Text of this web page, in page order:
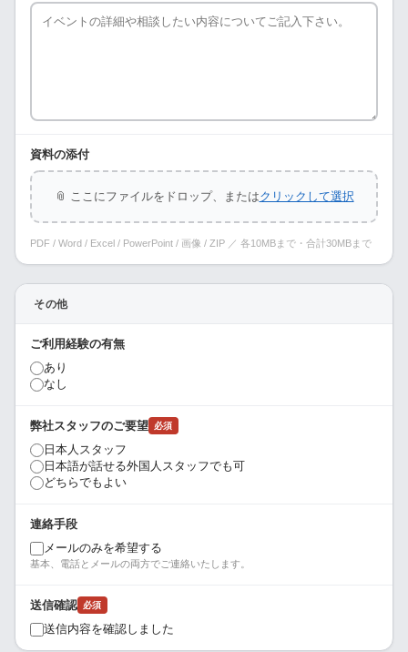
資料の添付
📎 ここにファイルをドロップ、またはクリックして選択
PDF / Word / Excel / PowerPoint / 画像 / ZIP ／ 各10MBまで・合計30MBまで
その他
ご利用経験の有無
あり
なし
弊社スタッフのご要望 必須
日本人スタッフ
日本語が話せる外国人スタッフでも可
どちらでもよい
連絡手段
メールのみを希望する
基本、電話とメールの両方でご連絡いたします。
送信確認 必須
送信内容を確認しました